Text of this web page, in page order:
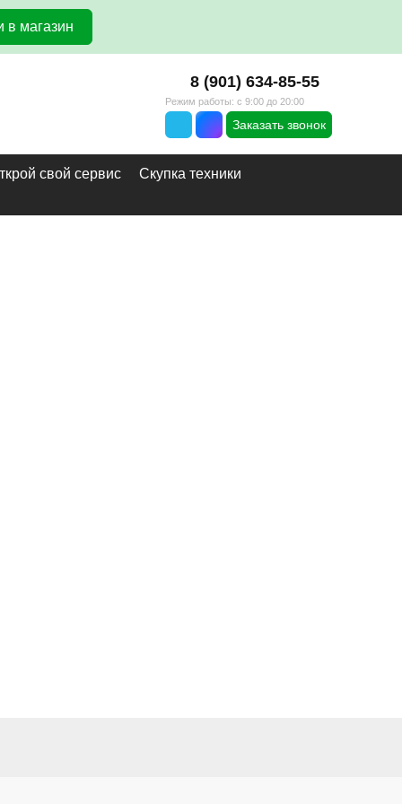
в магазин
8 (901) 634-85-55
Режим работы: с 9:00 до 20:00
Заказать звонок
свой сервис Скупка техники